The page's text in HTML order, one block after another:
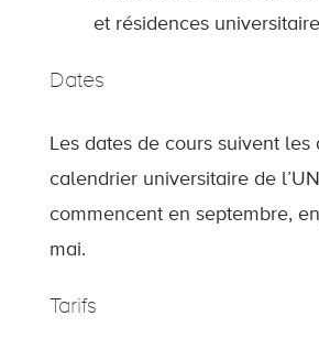
et résidences
Dates
Les dates de cours suivent les
calendrier universitaire de
commencent en septembre,
mai.
Tarifs